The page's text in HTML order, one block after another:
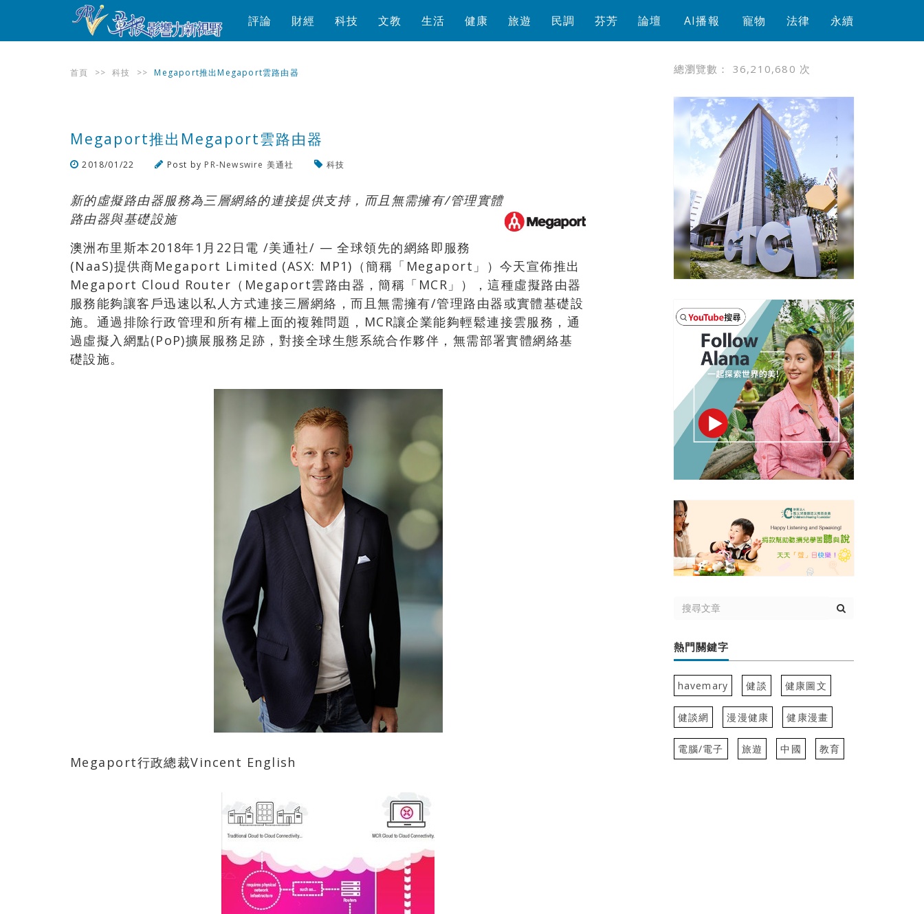
評論 財經 科技 文教 生活 健康 旅遊 民調 芬芳 論壇 AI播報 寵物 法律 永續
首頁 >> 科技 >> Megaport推出Megaport雲路由器
Megaport推出Megaport雲路由器
2018/01/22 Post by PR-Newswire 美通社 科技
新的虛擬路由器服務為三層網絡的連接提供支持，而且無需擁有/管理實體
路由器與基礎設施
澳洲布里斯本2018年1月22日電 /美通社/ — 全球領先的網絡即服務
(NaaS)提供商Megaport Limited (ASX: MP1)（簡稱「Megaport」）今天宣佈推出
Megaport Cloud Router（Megaport雲路由器，簡稱「MCR」），這種虛擬路由器
服務能夠讓客戶迅速以私人方式連接三層網絡，而且無需擁有/管理路由器或實體基礎設
施。通過排除行政管理和所有權上面的複雜問題，MCR讓企業能夠輕鬆連接雲服務，通
過虛擬入網點(PoP)擴展服務足跡，對接全球生態系統合作夥伴，無需部署實體網絡基
礎設施。
Megaport行政總裁Vincent English
總瀏覽數： 36,210,680 次
熱門關鍵字
havemary 健談 健康圖文
健談網 漫漫健康 健康漫畫
電腦/電子 旅遊 中國 教育